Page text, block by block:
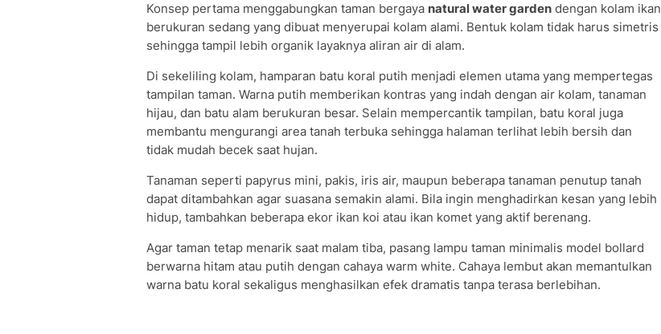
Konsep pertama menggabungkan taman bergaya natural water garden dengan kolam ikan
berukuran sedang yang dibuat menyerupai kolam alami. Bentuk kolam tidak harus simetris
sehingga tampil lebih organik layaknya aliran air di alam.
Di sekeliling kolam, hamparan batu koral putih menjadi elemen utama yang mempertegas
tampilan taman. Warna putih memberikan kontras yang indah dengan air kolam, tanaman
hijau, dan batu alam berukuran besar. Selain mempercantik tampilan, batu koral juga
membantu mengurangi area tanah terbuka sehingga halaman terlihat lebih bersih dan
tidak mudah becek saat hujan.
Tanaman seperti papyrus mini, pakis, iris air, maupun beberapa tanaman penutup tanah
dapat ditambahkan agar suasana semakin alami. Bila ingin menghadirkan kesan yang lebih
hidup, tambahkan beberapa ekor ikan koi atau ikan komet yang aktif berenang.
Agar taman tetap menarik saat malam tiba, pasang lampu taman minimalis model bollard
berwarna hitam atau putih dengan cahaya warm white. Cahaya lembut akan memantulkan
warna batu koral sekaligus menghasilkan efek dramatis tanpa terasa berlebihan.